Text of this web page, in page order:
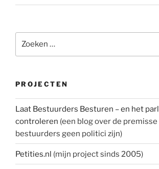
naar:
PROJECTEN
Laat Bestuurders Besturen – en het
controleren (een blog over de
bestuurders geen politici zijn)
Petities.nl (mijn project sinds 2005)